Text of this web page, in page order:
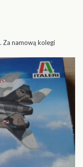
Za namową kolegi